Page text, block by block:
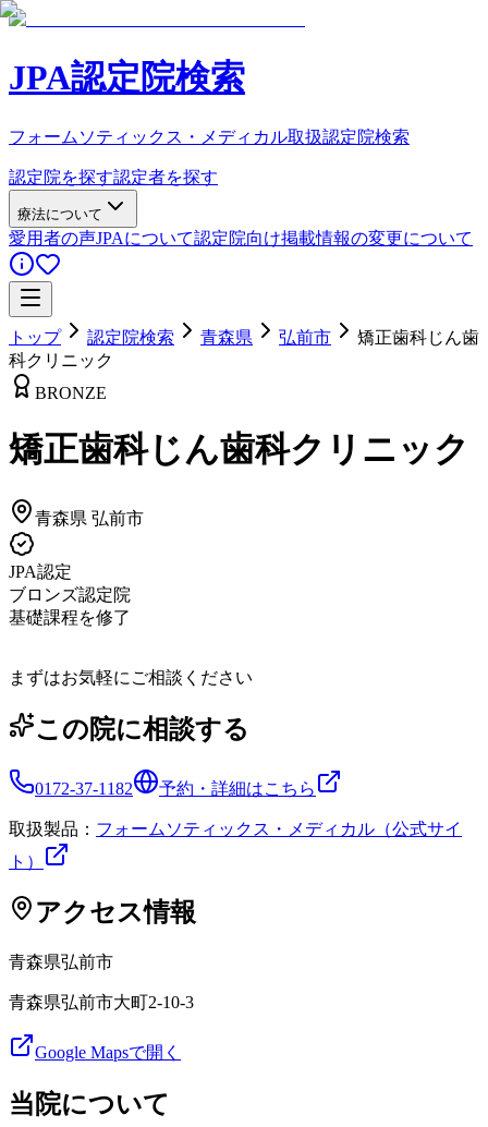
JPA認定院検索
フォームソティックス・メディカル取扱認定院検索
認定院を探す認定者を探す
療法について
愛用者の声JPAについて認定院向け掲載情報の変更について
トップ 認定院検索 青森県 弘前市
矯正歯科じん歯
科クリニック
BRONZE
矯正歯科じん歯科クリニック
青森県 弘前市
JPA認定
ブロンズ認定院
基礎課程を修了
まずはお気軽にご相談ください
この院に相談する
0172-37-1182 予約・詳細はこちら
取扱製品： フォームソティックス・メディカル（公式サイ
ト）
アクセス情報
青森県弘前市
青森県弘前市大町2-10-3
Google Mapsで開く
当院について